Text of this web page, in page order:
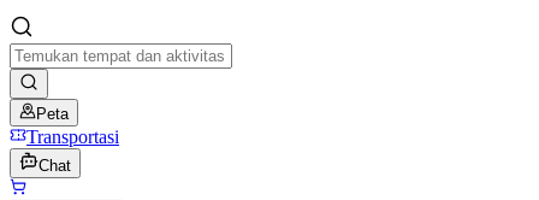
Peta
Transportasi
Chat